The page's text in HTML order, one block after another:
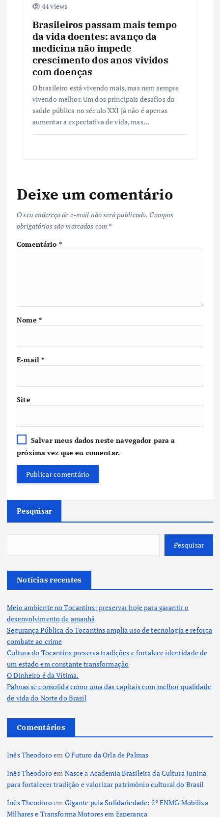
44 views
Brasileiros passam mais tempo
da vida doentes: avanço da
medicina não impede
crescimento dos anos vividos
com doenças
O brasileiro está vivendo mais, mas nem sempre
vivendo melhor. Um dos principais desafios da
saúde pública no século XXI já não é apenas
aumentar a expectativa de vida, mas…
Deixe um comentário
O seu endereço de e-mail não será publicado. Campos
obrigatórios são marcados com *
Comentário *
Nome *
E-mail*
Site
Salvar meus dados neste navegador para a
próxima vez que eu comentar.
Pesquisar
Pesquisar
Notícias recentes
Meio ambiente no Tocantins: preservar hoje para garantir o
desenvolvimento de amanhã
Segurança Pública do Tocantins amplia uso de tecnologia e reforça
combate ao crime
Cultura do Tocantins preserva tradições e fortalece identidade de
um estado em constante transformação
O Dinheiro é da Vítima.
Palmas se consolida como uma das capitais com melhor qualidade
de vida do Norte do Brasil
Comentários
Inês Theodoroem O Futuro da Orla de Palmas
Inês Theodoroem Nasce a Academia Brasileira da Cultura Junina
para fortalecer tradição e valorizar patrimônio cultural do Brasil
Inês Theodoroem Gigante pela Solidariedade: 2º ENMG Mobiliza
Milhares e Transforma Motores em Esperança